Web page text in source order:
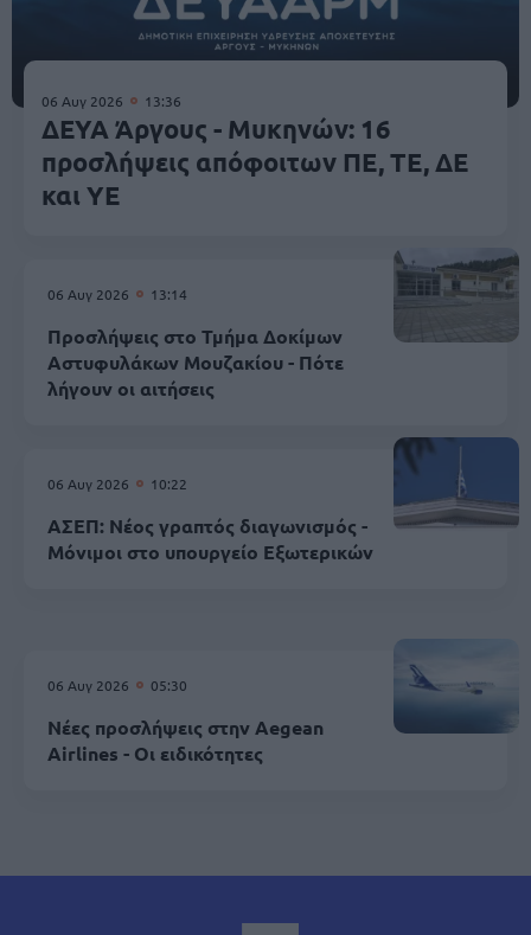
06 Αυγ 2026 13:36
ΔΕΥΑ Άργους - Μυκηνών: 16
προσλήψεις απόφοιτων ΠΕ, ΤΕ, ΔΕ
και ΥΕ
06 Αυγ 2026 13:14
Προσλήψεις στο Τμήμα Δοκίμων
Αστυφυλάκων Mουζακίου - Πότε
λήγουν οι αιτήσεις
06 Αυγ 2026 10:22
ΑΣΕΠ: Νέος γραπτός διαγωνισμός -
Μόνιμοι στο υπουργείο Εξωτερικών
06 Αυγ 2026 05:30
Νέες προσλήψεις στην Aegean
Airlines - Οι ειδικότητες